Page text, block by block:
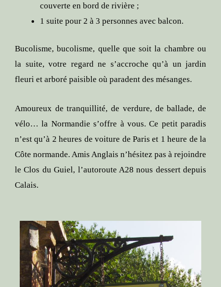
couverte en bord de rivière ;
1 suite pour 2 à 3 personnes avec balcon.
Bucolisme, bucolisme, quelle que soit la chambre ou
la suite, votre regard ne s’accroche qu’à un jardin
fleuri et arboré paisible où paradent des mésanges.
Amoureux de tranquillité, de verdure, de ballade, de
vélo… la Normandie s’offre à vous. Ce petit paradis
n’est qu’à 2 heures de voiture de Paris et 1 heure de la
Côte normande. Amis Anglais n’hésitez pas à rejoindre
le Clos du Guiel, l’autoroute A28 nous dessert depuis
Calais.